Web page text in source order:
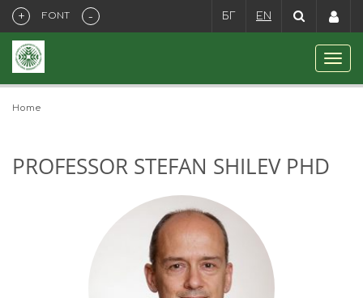
+ FONT - БГ EN
Home
PROFESSOR STEFAN SHILEV PHD